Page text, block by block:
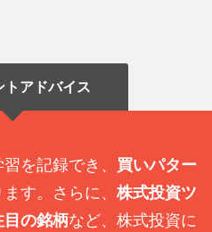
トアドバイス
を記録でき、 買いパター
す。さらに、 株式投資ツ
目の銘柄など、株式投資に